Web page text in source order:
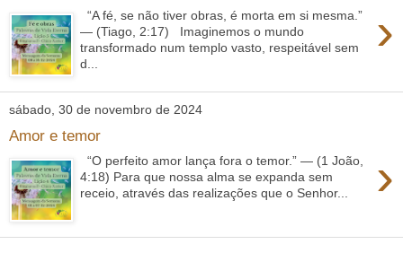
›
“A fé, se não tiver obras, é morta em si mesma.”
— (Tiago, 2:17) Imaginemos o mundo
transformado num templo vasto, respeitável sem
d...
sábado, 30 de novembro de 2024
Amor e temor
›
“O perfeito amor lança fora o temor.” — (1 João,
4:18) Para que nossa alma se expanda sem
receio, através das realizações que o Senhor...